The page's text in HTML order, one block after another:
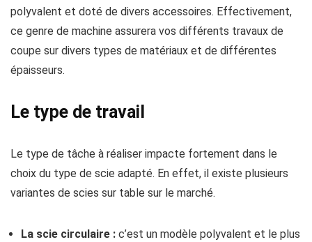
polyvalent et doté de divers accessoires. Effectivement,
ce genre de machine assurera vos différents travaux de
coupe sur divers types de matériaux et de différentes
épaisseurs.
Le type de travail
Le type de tâche à réaliser impacte fortement dans le
choix du type de scie adapté. En effet, il existe plusieurs
variantes de scies sur table sur le marché.
La scie circulaire : c’est un modèle polyvalent et le plus